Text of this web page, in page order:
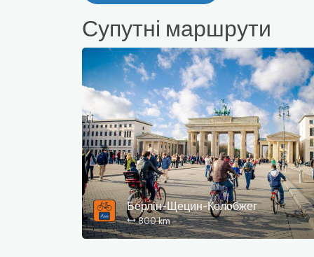
Супутні маршрути
Берлін-Щецин-Колобжег
800 km